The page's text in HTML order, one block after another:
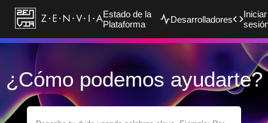
Estado de la
Plataforma
Desarrolladores
Iniciar
¿Cómo podemos ayudarte?